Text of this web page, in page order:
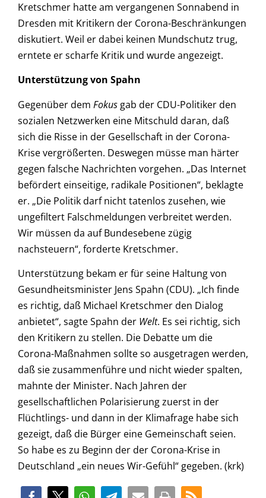
Kretschmer hatte am vergangenen Sonnabend in
Dresden mit Kritikern der Corona-Beschränkungen
diskutiert. Weil er dabei keinen Mundschutz trug,
erntete er scharfe Kritik und wurde angezeigt.
Unterstützung von Spahn
Gegenüber dem Fokus gab der CDU-Politiker den
sozialen Netzwerken eine Mitschuld daran, daß
sich die Risse in der Gesellschaft in der Corona-
Krise vergrößerten. Deswegen müsse man härter
gegen falsche Nachrichten vorgehen. „Das Internet
befördert einseitige, radikale Positionen“, beklagte
er. „Die Politik darf nicht tatenlos zusehen, wie
ungefiltert Falschmeldungen verbreitet werden.
Wir müssen da auf Bundesebene zügig
nachsteuern“, forderte Kretschmer.
Unterstützung bekam er für seine Haltung von
Gesundheitsminister Jens Spahn (CDU). „Ich finde
es richtig, daß Michael Kretschmer den Dialog
anbietet“, sagte Spahn der Welt. Es sei richtig, sich
den Kritikern zu stellen. Die Debatte um die
Corona-Maßnahmen sollte so ausgetragen werden,
daß sie zusammenführe und nicht wieder spalten,
mahnte der Minister. Nach Jahren der
gesellschaftlichen Polarisierung zuerst in der
Flüchtlings- und dann in der Klimafrage habe sich
gezeigt, daß die Bürger eine Gemeinschaft seien.
So habe es zu Beginn der der Corona-Krise in
Deutschland „ein neues Wir-Gefühl“ gegeben. (krk)